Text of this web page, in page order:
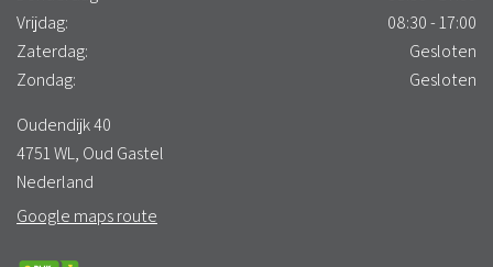
Vrijdag:
08:30 - 17:00
Zaterdag:
Gesloten
Zondag:
Gesloten
Oudendijk 40
4751 WL, Oud Gastel
Nederland
Google maps route